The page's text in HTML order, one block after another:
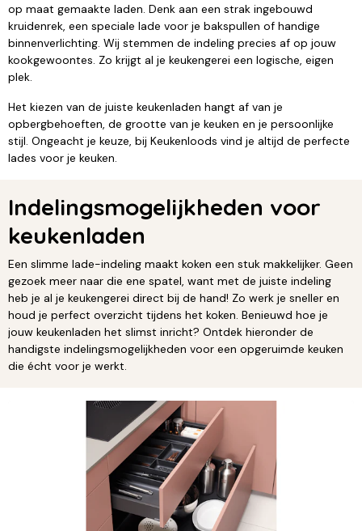
op maat gemaakte laden. Denk aan een strak ingebouwd
kruidenrek, een speciale lade voor je bakspullen of handige
binnenverlichting. Wij stemmen de indeling precies af op jouw
kookgewoontes. Zo krijgt al je keukengerei een logische, eigen
plek.
Het kiezen van de juiste keukenladen hangt af van je
opbergbehoeften, de grootte van je keuken en je persoonlijke
stijl. Ongeacht je keuze, bij Keukenloods vind je altijd de perfecte
lades voor je keuken.
Indelingsmogelijkheden voor
keukenladen
Een slimme lade-indeling maakt koken een stuk makkelijker. Geen
gezoek meer naar die ene spatel, want met de juiste indeling
heb je al je keukengerei direct bij de hand! Zo werk je sneller en
houd je perfect overzicht tijdens het koken. Benieuwd hoe je
jouw keukenladen het slimst inricht? Ontdek hieronder de
handigste indelingsmogelijkheden voor een opgeruimde keuken
die écht voor je werkt.